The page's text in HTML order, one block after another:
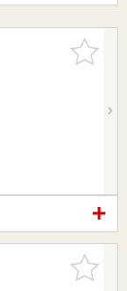
お気に入
りに追加
お気に入
りに追加